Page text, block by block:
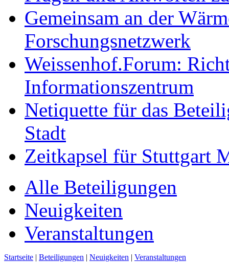
Gemeinsam an der
Forschungsnetzwerk
Weissenhof.Forum:
Informationszentrum
Netiquette für das
Stadt
Zeitkapsel für Stuttgart
Alle Beteiligungen
Neuigkeiten
Veranstaltungen
Startseite | Beteiligungen | Neuigkeiten | Veranstaltungen